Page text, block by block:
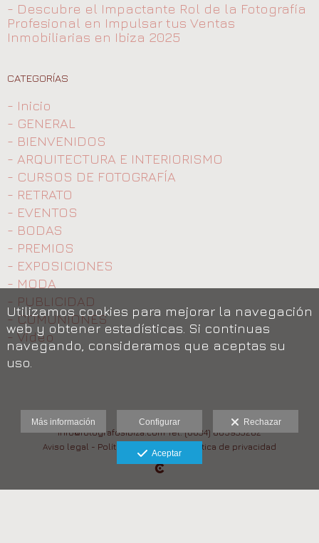
- Descubre el Impactante Rol de la Fotografía
Profesional en Impulsar tus Ventas
Inmobiliarias en Ibiza 2025
CATEGORÍAS
- Inicio
- GENERAL
- BIENVENIDOS
- ARQUITECTURA E INTERIORISMO
- CURSOS DE FOTOGRAFÍA
- RETRATO
- EVENTOS
- BODAS
- PREMIOS
- EXPOSICIONES
- MODA
- PUBLICIDAD
- COMUNIONES
- Video
info@fotografosibiza.com Tel: (0034) 685933282
Aviso legal - Política de cookies Política de privacidad
Utilizamos cookies para mejorar la navegación
web y obtener estadísticas. Si continuas
navegando, consideramos que aceptas su
uso.
Más información Configurar Rechazar
Aceptar